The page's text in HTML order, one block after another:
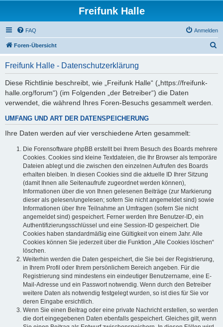
Freifunk Halle
FAQ Anmelden
Foren-Übersicht
Freifunk Halle - Datenschutzerklärung
Diese Richtlinie beschreibt, wie „Freifunk Halle“ („https://freifunk-
halle.org/forum“) (im Folgenden „der Betreiber“) die Daten
verwendet, die während Ihres Foren-Besuchs gesammelt werden.
UMFANG UND ART DER DATENSPEICHERUNG
Ihre Daten werden auf vier verschiedene Arten gesammelt:
Die Forensoftware phpBB erstellt bei Ihrem Besuch des Boards mehrere
Cookies. Cookies sind kleine Textdateien, die Ihr Browser als temporäre
Dateien ablegt und die zwischen den einzelnen Aufrufen des Boards
erhalten bleiben. In diesen Cookies sind die aktuelle ID Ihrer Sitzung
(damit Ihnen alle Seitenaufrufe zugeordnet werden können),
Informationen über die von Ihnen gelesenen Beiträge (zur Markierung
dieser als gelesen/ungelesen; sofern Sie nicht angemeldet sind) sowie
Informationen über Ihre Teilnahme an Umfragen (sofern Sie nicht
angemeldet sind) gespeichert. Ferner werden Ihre Benutzer-ID, ein
Authentifizierungsschlüssel und eine Session-ID gespeichert. Die
Cookies haben standardmäßig eine Gültigkeit von einem Jahr. Alle
Cookies können Sie jederzeit über die Funktion „Alle Cookies löschen“
löschen.
Weiterhin werden die Daten gespeichert, die Sie bei der Registrierung,
in Ihrem Profil oder Ihrem persönlichem Bereich angeben. Für die
Registrierung sind mindestens ein eindeutiger Benutzername, eine E-
Mail-Adresse und ein Passwort notwendig. Wenn durch den Betreiber
weitere Daten als notwendig festgelegt wurden, so ist dies für Sie vor
deren Eingabe ersichtlich.
Wenn Sie einen Beitrag oder eine private Nachricht erstellen, so werden
die dort eingegebenen Daten ebenfalls gespeichert. Gleiches gilt, wenn